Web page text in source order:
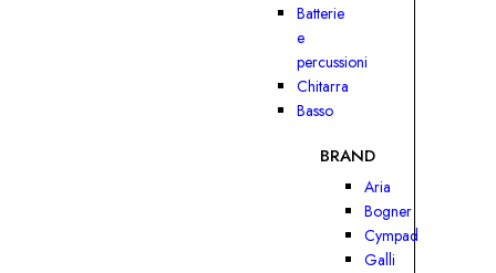
Batterie
e
percussioni
Chitarra
Basso
BRAND
Aria
Bogner
Cympad
Galli